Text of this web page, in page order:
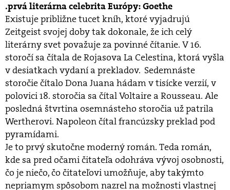
.prvá literárna celebrita Európy: Goethe
Existuje približne tucet kníh, ktoré vyjadrujú
Zeitgeist svojej doby tak dokonale, že ich celý
literárny svet považuje za povinné čítanie. V 16.
storočí sa čítala de Rojasova La Celestina, ktorá vyšla
v desiatkach vydaní a prekladov. Sedemnáste
storočie čítalo Dona Juana hádam v tisícke verzií, v
polovici 18. storočia sa čítal Voltaire a Rousseau. Ale
posledná štvrtina osemnásteho storočia už patrila
Wertherovi. Napoleon čítal francúzsky preklad pod
pyramídami.
Je to prvý skutočne moderný román. Teda román,
kde sa pred očami čitateľa odohráva vývoj osobnosti,
čo je niečo, čo čitateľovi umožňuje, aby takýmto
nepriamym spôsobom nazrel na možnosti vlastnej